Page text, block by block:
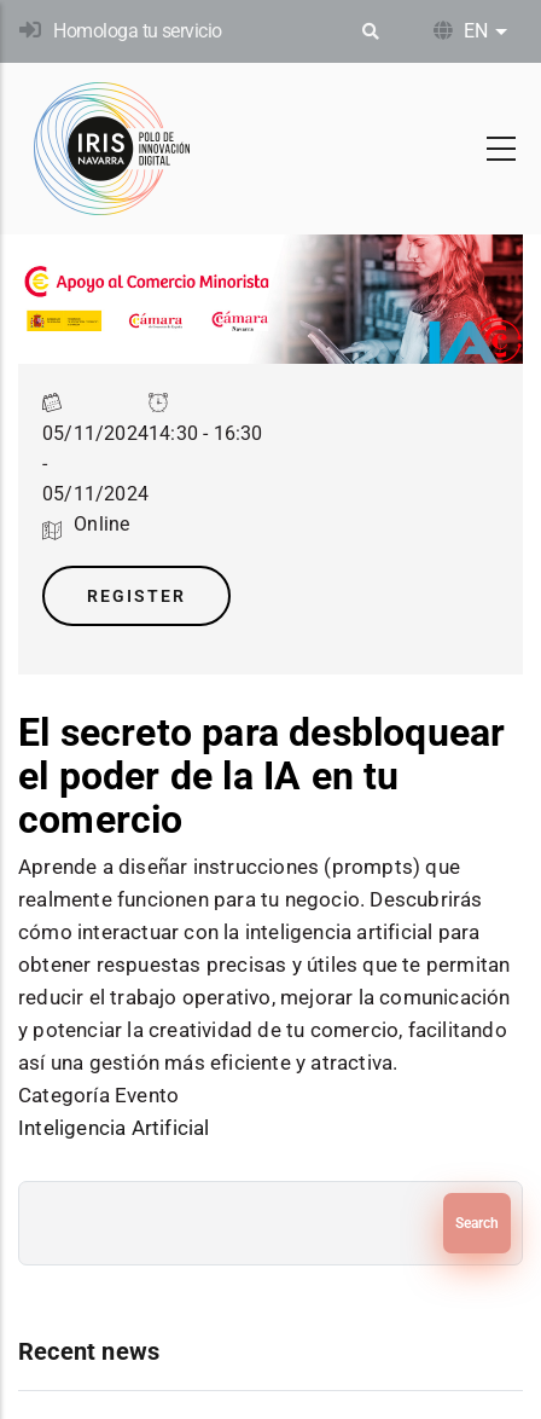
Skip
content
Homologa tu servicio EN List
05/11/2024
-
05/11/2024
14:30 - 16:30
Online
REGISTER
El secreto para desbloquear
el poder de la IA en tu
comercio
Aprende a diseñar instrucciones (prompts) que
realmente funcionen para tu negocio. Descubrirás
cómo interactuar con la inteligencia artificial para
obtener respuestas precisas y útiles que te permitan
reducir el trabajo operativo, mejorar la comunicación
y potenciar la creatividad de tu comercio, facilitando
así una gestión más eficiente y atractiva.
Categoría Evento
Inteligencia Artificial
Recent news